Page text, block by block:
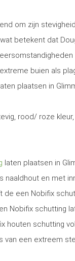
om zijn
betekent dat
buien als
plaatsen in
rood/ roze
laten plaatsen in
naaldhout en met
de een Nobifix
Nobifix schutting
houten schutting
van een extreem